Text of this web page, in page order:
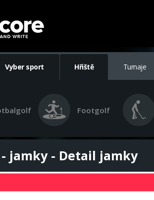
Vyber sport Hřiště Turnaje
Footgolf
- jamky - Detail jamky